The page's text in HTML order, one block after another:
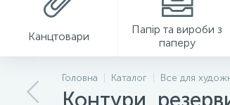
Канцтовари
Папір та вироби з
паперу
Головна Каталог Все для